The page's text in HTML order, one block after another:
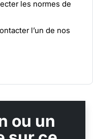
les normes de
l’un de nos
ou un